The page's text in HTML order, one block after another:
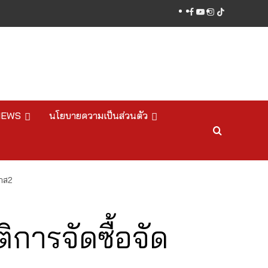
facebook
youtube
instagram
tiktok
นโยบายความเป็นส่วนตัว
2
ารจัดซื้อจัด